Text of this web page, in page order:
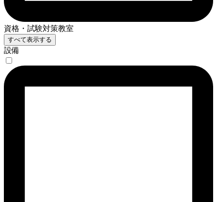
資格・試験対策教室
すべて表示する
設備